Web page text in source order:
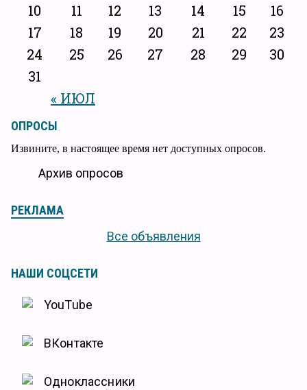
« ИЮЛ
10
11 12 13 14 15
16
17
18 19 20 21 22
23
24
25 26 27 28 29
30
31
ОПРОСЫ
Извините, в настоящее время нет доступных опросов.
Архив опросов
РЕКЛАМА
Все объявления
НАШИ СОЦСЕТИ
YouTube
ВКонтакте
Одноклассники